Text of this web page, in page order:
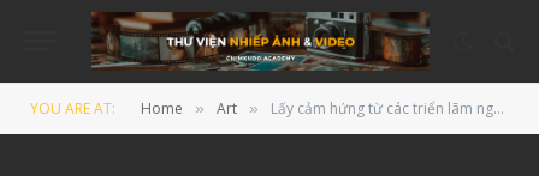
YOU ARE AT: Home » Art » Lấy cảm hứng từ các triển lãm nghệ thuật